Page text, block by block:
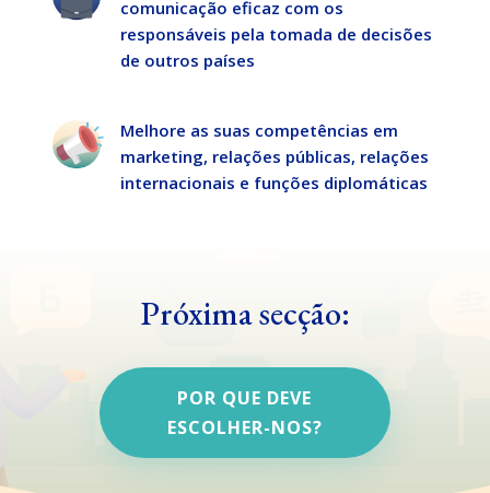
comunicação eficaz com os
responsáveis pela tomada de decisões
de outros países
Melhore as suas competências em
marketing, relações públicas, relações
internacionais e funções diplomáticas
Próxima secção:
POR QUE DEVE
ESCOLHER-NOS?